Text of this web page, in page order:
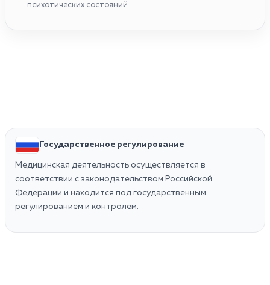
психотических состояний.
Государственное регулирование
Медицинская деятельность осуществляется в
соответствии с законодательством Российской
Федерации и находится под государственным
регулированием и контролем.